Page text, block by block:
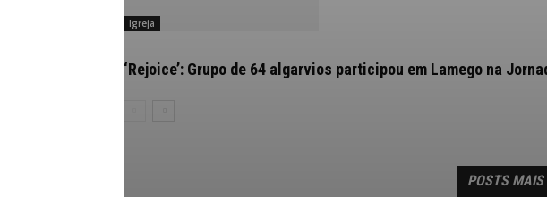
Igreja
‘Rejoice’: Grupo de 64 algarvios participou em Lamego na
POSTS MAIS